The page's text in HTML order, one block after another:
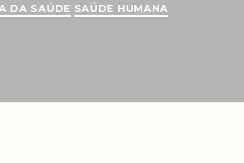
DA SAÚDE SAÚDE HUMANA